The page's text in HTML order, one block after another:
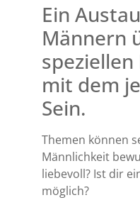
Ein
Männern
mit dem
Sein.
Themen können
Männlichkeit
liebevoll? Ist dir
möglich?